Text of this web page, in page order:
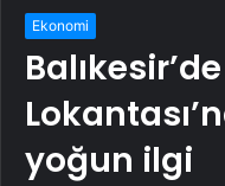
Ekonomi
yoğun ilgi